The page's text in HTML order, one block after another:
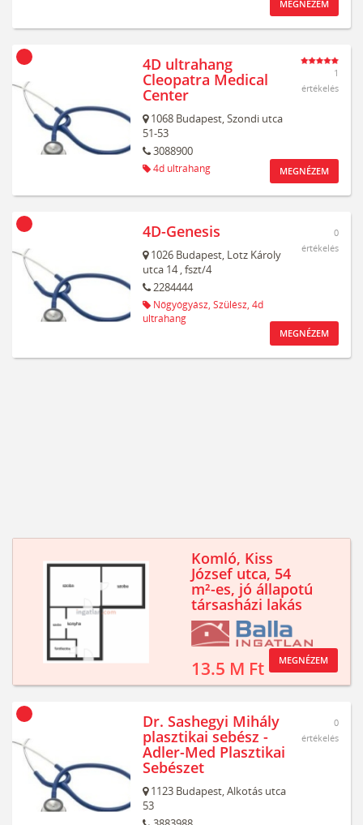
MEGNÉZEM
4D ultrahang
Cleopatra Medical
Center
1068 Budapest,Szondi utca
51-53
3088900
4d ultrahang
1
értékelés
MEGNÉZEM
4D-Genesis
1026 Budapest, Lotz Károly
utca 14, fszt/4
2284444
Nőgyógyász, Szülész, 4d
ultrahang
0
értékelés
MEGNÉZEM
Komló, Kiss
József utca, 54
m²-es, jó állapotú
társasházi lakás
13.5 M Ft MEGNÉZEM
Dr. Sashegyi Mihály
plasztikai sebész -
Adler-Med Plasztikai
Sebészet
1123 Budapest,Alkotás utca
53
0
értékelés